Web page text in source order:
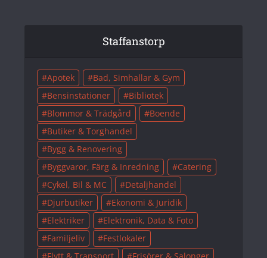
Staffanstorp
Apotek
Bad, Simhallar & Gym
Bensinstationer
Bibliotek
Blommor & Trädgård
Boende
Butiker & Torghandel
Bygg & Renovering
Byggvaror, Färg & Inredning
Catering
Cykel, Bil & MC
Detaljhandel
Djurbutiker
Ekonomi & Juridik
Elektriker
Elektronik, Data & Foto
Familjeliv
Festlokaler